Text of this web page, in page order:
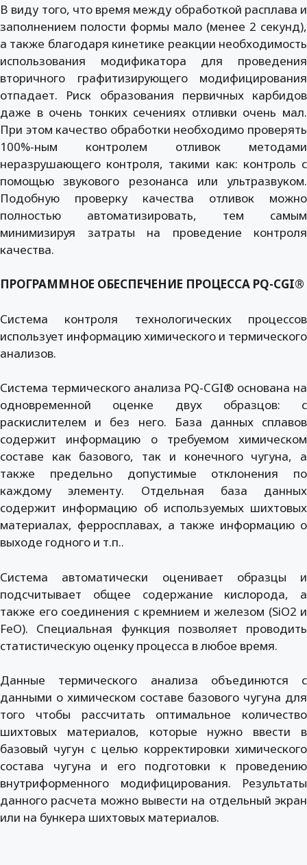
В виду того, что время между обработкой расплава и
заполнением полости формы мало (менее 2 секунд),
а также благодаря кинетике реакции необходимость
использования модификатора для проведения
вторичного графитизирующего модифицирования
отпадает. Риск образования первичных карбидов
даже в очень тонких сечениях отливки очень мал.
При этом качество обработки необходимо проверять
100%-ным контролем отливок методами
неразрушающего контроля, такими как: контроль с
помощью звукового резонанса или ультразвуком.
Подобную проверку качества отливок можно
полностью автоматизировать, тем самым
минимизируя затраты на проведение контроля
качества.
ПРОГРАММНОЕ ОБЕСПЕЧЕНИЕ ПРОЦЕССА PQ-CGI®
Система контроля технологических процессов
использует информацию химического и термического
анализов.
Система термического анализа PQ-CGI® основана на
одновременной оценке двух образцов: с
раскислителем и без него. База данных сплавов
содержит информацию о требуемом химическом
составе как базового, так и конечного чугуна, а
также предельно допустимые отклонения по
каждому элементу. Отдельная база данных
содержит информацию об используемых шихтовых
материалах, ферросплавах, а также информацию о
выходе годного и т.п..
Система автоматически оценивает образцы и
подсчитывает общее содержание кислорода, а
также его соединения с кремнием и железом (SiO2 и
FeO). Специальная функция позволяет проводить
статистическую оценку процесса в любое время.
Данные термического анализа объединются с
данными о химическом составе базового чугуна для
того чтобы рассчитать оптимальное количество
шихтовых материалов, которые нужно ввести в
базовый чугун с целью корректировки химического
состава чугуна и его подготовки к проведению
внутриформенного модифицирования. Результаты
данного расчета можно вывести на отдельный экран
или на бункера шихтовых материалов.